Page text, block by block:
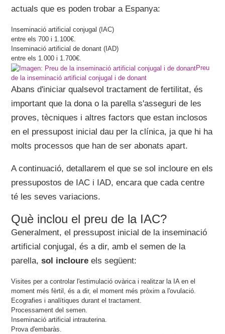
actuals que es poden trobar a Espanya:
Inseminació artificial conjugal (IAC)
entre els 700 i 1.100€.
Inseminació artificial de donant (IAD)
entre els 1.000 i 1.700€.
Preu
de la inseminació artificial conjugal i de donant
Abans d'iniciar qualsevol tractament de fertilitat, és
important que la dona o la parella s'asseguri de les
proves, tècniques i altres factors que estan inclosos
en el pressupost inicial dau per la clínica, ja que hi ha
molts processos que han de ser abonats apart.
A continuació, detallarem el que se sol incloure en els
pressupostos de IAC i IAD, encara que cada centre
té les seves variacions.
Què inclou el preu de la IAC?
Generalment, el pressupost inicial de la inseminació
artificial conjugal, és a dir, amb el semen de la
parella,sol incloure els següent:
Visites per a controlar l'estimulació ovàrica i realitzar la IA en el
moment més fèrtil, és a dir, el moment més pròxim a l'ovulació.
Ecografies i analítiques durant el tractament.
Processament del semen.
Inseminació artificial intrauterina.
Prova d'embaràs.